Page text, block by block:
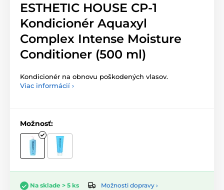
ESTHETIC HOUSE CP-1
Kondicionér Aquaxyl
Complex Intense Moisture
Conditioner (500 ml)
Kondicionér na obnovu poškodených vlasov.
Viac informácií ›
Možnosť:
Na sklade > 5 ks
Možnosti dopravy ›